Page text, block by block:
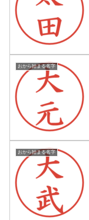
おから始まる名字
おから始まる名字